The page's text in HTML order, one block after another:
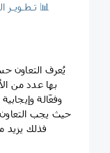
💡تـطـويـر الـذات والـمـهـارات الـسـلـوكـيـة 📊
يُعرف التعاون
بها عدد من
وفعّالة
حيث يجب التعاون
فذلك يزيد